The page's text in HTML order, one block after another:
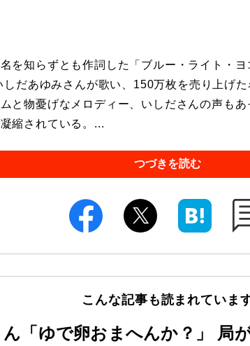
を知らずとも作詞した「ブルー・ライト・ヨ
しだあゆみさんが歌い、150万枚を売り上げ
と物憂げなメロディー、いしださんの声も
縮されている。...
つづきを読む
こんな記事も読まれていま
ん「ゆで卵おまへんか？」 局